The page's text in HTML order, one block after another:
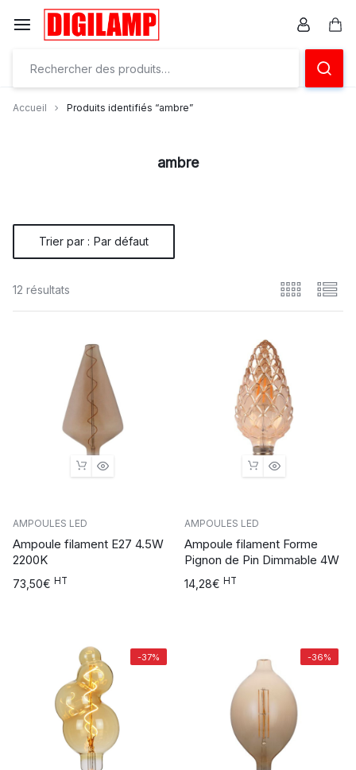
à/au
Ensemble
éclairons
Accueil Produits identifiés “ambre”
ambre
Trier par : Par défaut
12 résultats
AMPOULES LED
Ampoule filament E27 4.5W
2200K
73,50€ HT
AMPOULES LED
Ampoule filament Forme
Pignon de Pin Dimmable 4W
14,28€ HT
-37% -36%